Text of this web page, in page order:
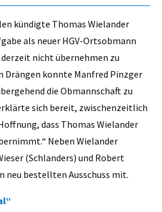
kündigte Thomas Wielander
als neuer HGV-Ortsobmann
nicht übernehmen zu
Drängen konnte Manfred Pinzger
die Obmannschaft zu
sich bereit, zwischenzeitlich
dass Thomas Wielander
Neben Wielander
(Schlanders) und Robert
neu bestellten Ausschuss mit.